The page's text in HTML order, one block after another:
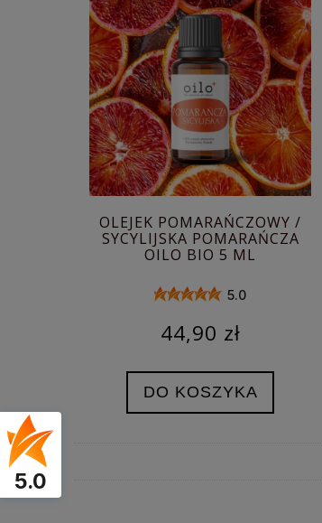
OLEJEK POMARAŃCZOWY /
SYCYLIJSKA POMARAŃCZA
OILO BIO 5 ML
5.0
44,90 zł
DO KOSZYKA
5.0